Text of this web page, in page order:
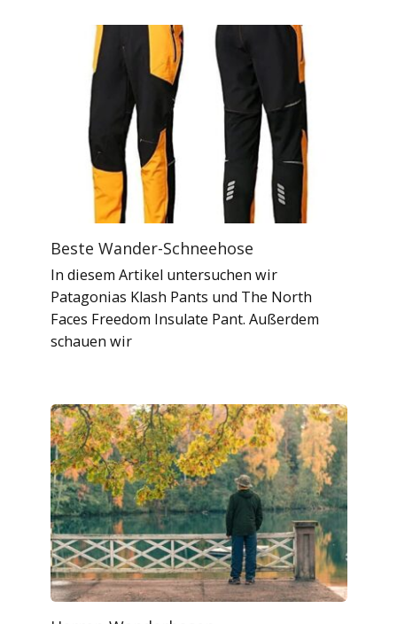
Beste Wander-Schneehose
In diesem Artikel untersuchen wir
Patagonias Klash Pants und The North
Faces Freedom Insulate Pant. Außerdem
schauen wir